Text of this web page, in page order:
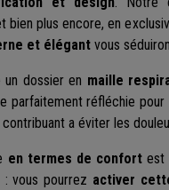
bien plus encore, en
et élégant vous
un dossier en maille
parfaitement réfléchie
a éviter les
en termes de confort est
: vous pourrez activer